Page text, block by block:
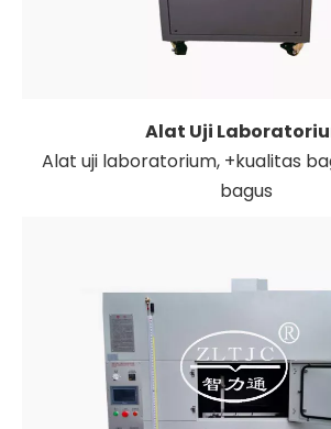
Alat Uji
Alat uji laboratorium, +kualitas
bagus